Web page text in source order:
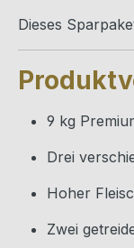
Dieses
9 kg
Drei
Hoher
Zwei